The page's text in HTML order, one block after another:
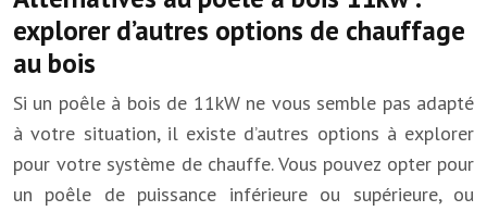
explorer d’autres options de chauffage
au bois
Si un poêle à bois de 11kW ne vous semble pas adapté
à votre situation, il existe d’autres options à explorer
pour votre système de chauffe. Vous pouvez opter pour
un poêle de puissance inférieure ou supérieure, ou